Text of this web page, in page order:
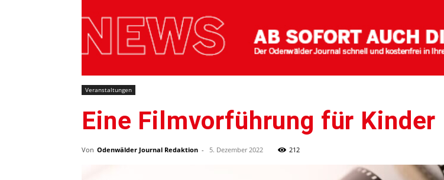
Veranstaltungen
Eine Filmvorführung für Kinder
Von Odenwälder Journal Redaktion - 5. Dezember 2022 212